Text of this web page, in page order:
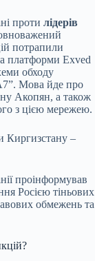
проти лідерів
потрапили
платформи Exved
обходу
Мова йде про
Акопян, а також
з цією мережею.
Киргизстану –
проінформував
Росією тіньових
обмежень та